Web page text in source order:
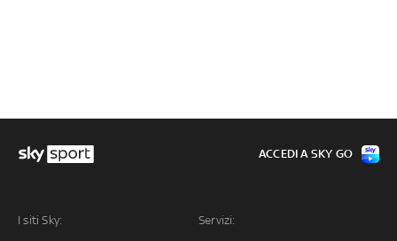
I siti Sky: Servizi:
ACCEDI A SKY GO